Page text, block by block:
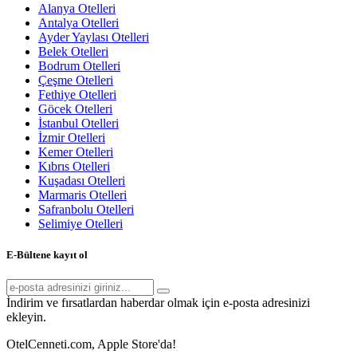
Alanya Otelleri
Antalya Otelleri
Ayder Yaylası Otelleri
Belek Otelleri
Bodrum Otelleri
Çeşme Otelleri
Fethiye Otelleri
Göcek Otelleri
İstanbul Otelleri
İzmir Otelleri
Kemer Otelleri
Kıbrıs Otelleri
Kuşadası Otelleri
Marmaris Otelleri
Safranbolu Otelleri
Selimiye Otelleri
E-Bültene kayıt ol
İndirim ve fırsatlardan haberdar olmak için e-posta adresinizi
ekleyin.
OtelCenneti.com, Apple Store'da!